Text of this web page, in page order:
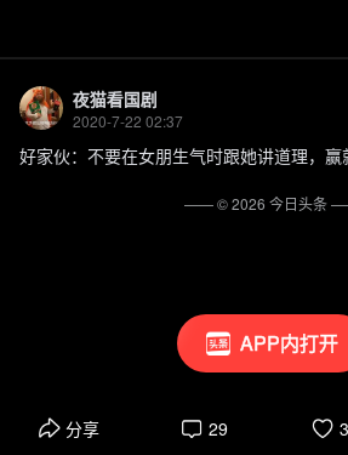
APP内打开
夜猫看国剧
2020-7-22 02:37
好家伙：不要在女朋生气时跟她讲道理，
分享 29
—— ©2026 今日头条